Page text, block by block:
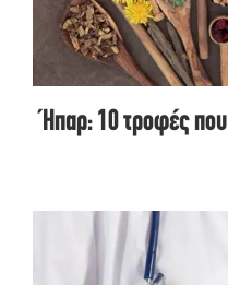
Ήπαρ: 10 τροφές